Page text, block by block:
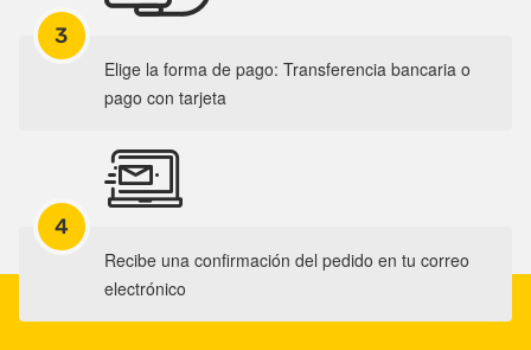
3
Elige la forma de pago: Transferencia bancaria o
pago con tarjeta
4
Recibe una confirmación del pedido en tu correo
electrónico